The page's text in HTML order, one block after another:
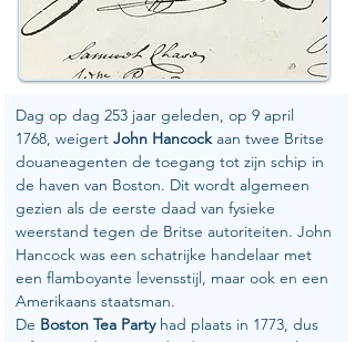
Dag op dag 253 jaar geleden, op 9 april
1768, weigert John Hancock aan twee Britse
douaneagenten de toegang tot zijn schip in
de haven van Boston. Dit wordt algemeen
gezien als de eerste daad van fysieke
weerstand tegen de Britse autoriteiten. John
Hancock was een schatrijke handelaar met
een flamboyante levensstijl, maar ook en een
Amerikaans staatsman.
De Boston Tea Party had plaats in 1773, dus